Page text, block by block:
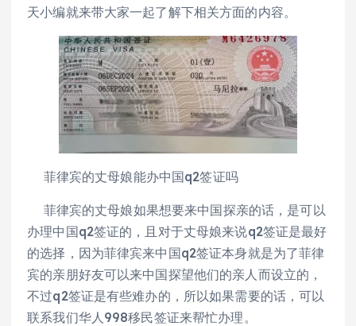
天小编就来带大家一起了解下相关方面的内容。
菲律宾的丈母娘能办中国q2签证吗
菲律宾的丈母娘如果想要来中国探亲的话，是可以
办理中国q2签证的，且对于丈母娘来说q2签证是最好
的选择，因为菲律宾来中国q2签证本身就是为了菲律
宾的亲朋好友可以来中国探望他们的亲人而设立的，
不过q2签证是有些难办的，所以如果需要的话，可以
联系我们华人998移民签证来帮忙办理。